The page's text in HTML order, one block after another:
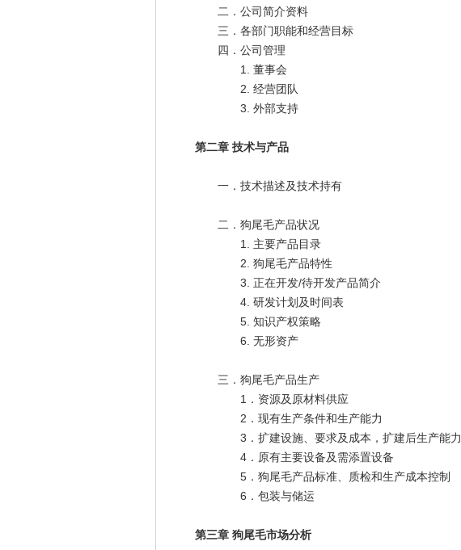
二．公司简介资料
三．各部门职能和经营目标
四．公司管理
1. 董事会
2. 经营团队
3. 外部支持
第二章 技术与产品
一．技术描述及技术持有
二．狗尾毛产品状况
1. 主要产品目录
2. 狗尾毛产品特性
3. 正在开发/待开发产品简介
4. 研发计划及时间表
5. 知识产权策略
6. 无形资产
三．狗尾毛产品生产
1．资源及原材料供应
2．现有生产条件和生产能力
3．扩建设施、要求及成本，扩建后生产能力
4．原有主要设备及需添置设备
5．狗尾毛产品标准、质检和生产成本控制
6．包装与储运
第三章 狗尾毛市场分析